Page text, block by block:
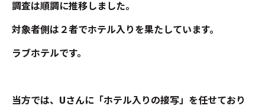
調査は順調に推移しました。
対象者側は２者でホテル入りを果たしています。
ラブホテルです。
当方では、Uさんに「ホテル入りの接写」を任せており